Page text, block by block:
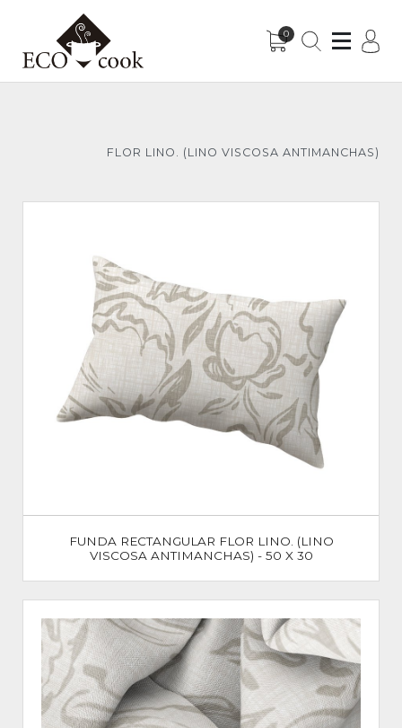
0
FLOR LINO. (LINO VISCOSA ANTIMANCHAS)
FUNDA RECTANGULAR FLOR LINO. (LINO
VISCOSA ANTIMANCHAS) - 50 X 30